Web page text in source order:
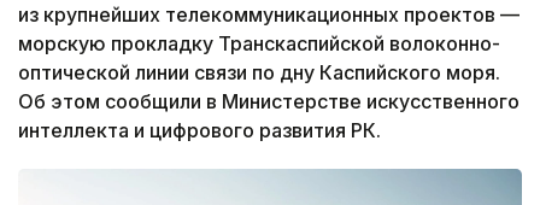
из крупнейших телекоммуникационных проектов —
морскую прокладку Транскаспийской волоконно-
оптической линии связи по дну Каспийского моря.
Об этом сообщили в Министерстве искусственного
интеллекта и цифрового развития РК.